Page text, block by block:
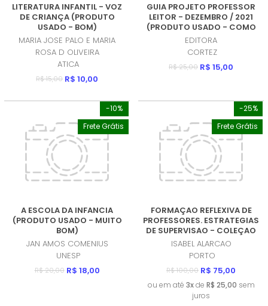
LITERATURA INFANTIL - VOZ
DE CRIANÇA (PRODUTO
USADO - BOM)
MARIA JOSE PALO E MARIA
ROSA D OLIVEIRA
ATICA
R$ 15,00 R$ 10,00
GUIA PROJETO PROFESSOR
LEITOR - DEZEMBRO / 2021
(PRODUTO USADO - COMO
NOVO)
EDITORA
CORTEZ
R$ 25,00 R$ 15,00
-10%
Frete Grátis
A ESCOLA DA INFANCIA
(PRODUTO USADO - MUITO
BOM)
JAN AMOS COMENIUS
UNESP
R$ 20,00 R$ 18,00
-25%
Frete Grátis
FORMAÇAO REFLEXIVA DE
PROFESSORES. ESTRATEGIAS
DE SUPERVISAO - COLEÇAO
CIDINE (PRODUTO USADO -
BOM)
ISABEL ALARCAO
PORTO
R$ 100,00 R$ 75,00
ou em até 3xde R$ 25,00 sem
juros